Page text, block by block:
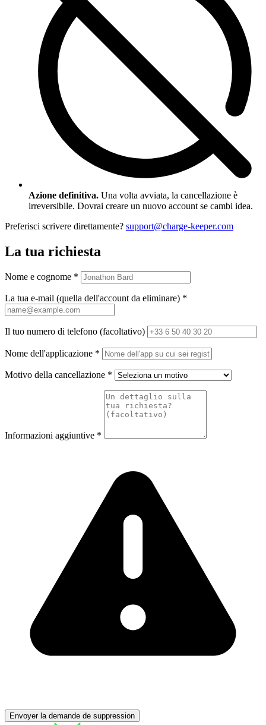
Azione definitiva. Una volta avviata, la cancellazione è
irreversibile. Dovrai creare un nuovo account se cambi idea.
Preferisci scrivere direttamente? support@charge-keeper.com
La tua richiesta
Nome e cognome *
La tua e-mail (quella dell'account da eliminare) *
Il tuo numero di telefono (facoltativo)
Nome dell'applicazione *
Motivo della cancellazione *
Informazioni aggiuntive *
Envoyer la demande de suppression